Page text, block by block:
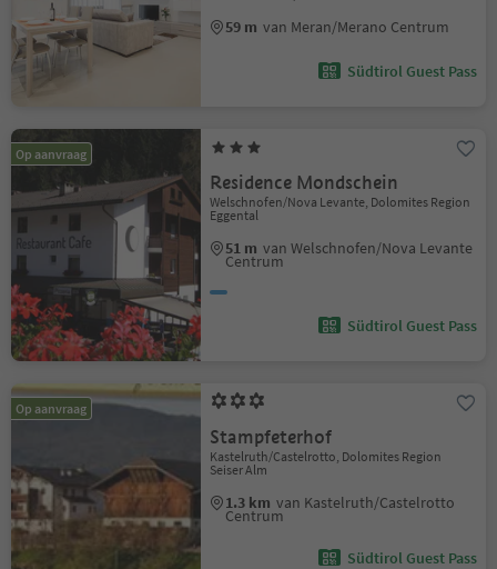
59 m van Meran/Merano Centrum
Südtirol Guest Pass
Op aanvraag
Residence Mondschein
Welschnofen/Nova Levante, Dolomites Region
Eggental
51 m van Welschnofen/Nova Levante
Centrum
Südtirol Guest Pass
Op aanvraag
Stampfeterhof
Kastelruth/Castelrotto, Dolomites Region
Seiser Alm
1.3 km van Kastelruth/Castelrotto
Centrum
Südtirol Guest Pass